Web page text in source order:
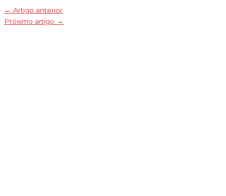
← Artigo anterior
Próximo artigo →